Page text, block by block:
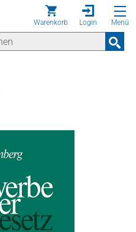
Warenkorb Login Menü